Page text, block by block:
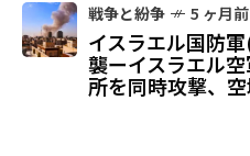
戦争と紛争 5 ヶ月前
イスラエル国防
襲ーイスラエル
所を同時攻撃、